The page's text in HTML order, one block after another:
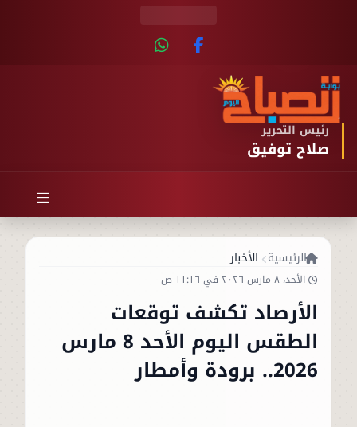
رئيس التحرير
صلاح توفيق
الرئيسية الأخبار
الأحد، ٨ مارس ٢٠٢٦ في ١١:١٦ ص
الأرصاد تكشف توقعات
الطقس اليوم الأحد 8 مارس
2026.. برودة وأمطار